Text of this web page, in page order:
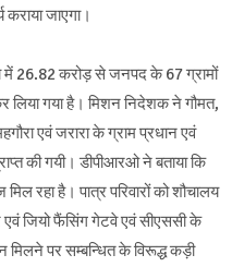
जाएगा।
26.82 करोड़ से जनपद के 67 ग्रामों
कर लिया गया है। मिशन निदेशक ने गौमत,
एवं जरारा के ग्राम प्रधान एवं
की गयी। डीपीआरओ ने बताया कि
रहा है। पात्र परिवारों को शौचालय
जियो फैंसिंग गेटवे एवं सीएससी के
मिलने पर सम्बन्धित के विरूद्ध कड़ी